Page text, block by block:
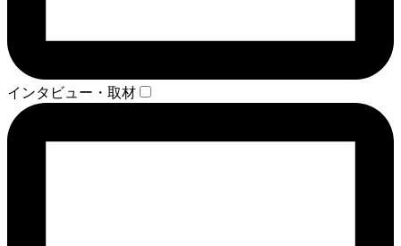
インタビュー・取材